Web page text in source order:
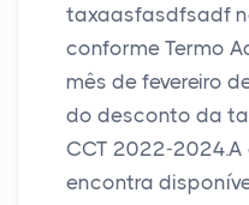
taxaasfasdfsadf
conforme Termo
mês de fevereiro
do desconto da
CCT 2022-
encontra